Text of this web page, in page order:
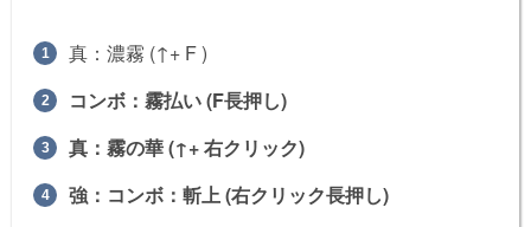
真：濃霧 (↑+ F )
コンボ：霧払い (F長押し)
真：霧の華 (↑+ 右クリック)
強：コンボ：斬上 (右クリック長押し)